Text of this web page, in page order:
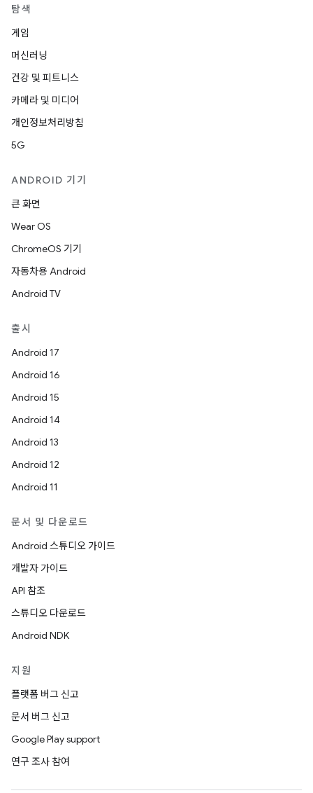
탐색
게임
머신러닝
건강 및 피트니스
카메라 및 미디어
개인정보처리방침
5G
ANDROID 기기
큰 화면
Wear OS
ChromeOS 기기
자동차용 Android
Android TV
출시
Android 17
Android 16
Android 15
Android 14
Android 13
Android 12
Android 11
문서 및 다운로드
Android 스튜디오 가이드
개발자 가이드
API 참조
스튜디오 다운로드
Android NDK
지원
플랫폼 버그 신고
문서 버그 신고
Google Play support
연구 조사 참여